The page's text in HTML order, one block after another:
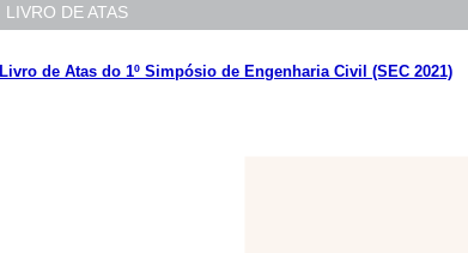
LIVRO DE ATAS
Livro de Atas do 1º Simpósio de Engenharia Civil (SEC 2021)